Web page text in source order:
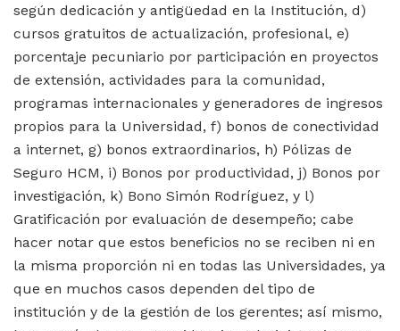
según dedicación y antigüedad en la Institución, d)
cursos gratuitos de actualización, profesional, e)
porcentaje pecuniario por participación en proyectos
de extensión, actividades para la comunidad,
programas internacionales y generadores de ingresos
propios para la Universidad, f) bonos de conectividad
a internet, g) bonos extraordinarios, h) Pólizas de
Seguro HCM, i) Bonos por productividad, j) Bonos por
investigación, k) Bono Simón Rodríguez, y l)
Gratificación por evaluación de desempeño; cabe
hacer notar que estos beneficios no se reciben ni en
la misma proporción ni en todas las Universidades, ya
que en muchos casos dependen del tipo de
institución y de la gestión de los gerentes; así mismo,